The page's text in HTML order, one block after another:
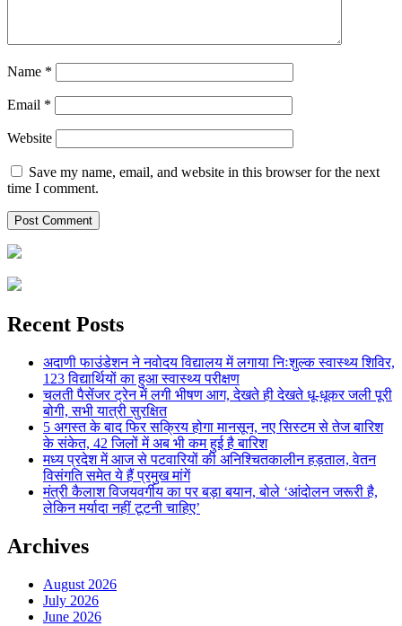
Name *
Email *
Website
Save my name, email, and website in this browser for the next
time I comment.
Recent Posts
अदाणी फाउंडेशन ने नवोदय विद्यालय में लगाया निःशुल्क स्वास्थ्य शिविर,
123 विद्यार्थियों का हुआ स्वास्थ्य परीक्षण
चलती पैसेंजर ट्रेन में लगी भीषण आग, देखते ही देखते धू-धूकर जली पूरी
बोगी, सभी यात्री सुरक्षित
5 अगस्त के बाद फिर सक्रिय होगा मानसून, नए सिस्टम से तेज बारिश
के संकेत, 42 जिलों में अब भी कम हुई है बारिश
मध्य प्रदेश में आज से पटवारियों की अनिश्चितकालीन हड़ताल, वेतन
विसंगति समेत ये हैं प्रमुख मांगें
मंत्री कैलाश विजयवर्गीय का पर बड़ा बयान, बोले ‘आंदोलन जरूरी है,
लेकिन मर्यादा नहीं टूटनी चाहिए’
Archives
August 2026
July 2026
June 2026